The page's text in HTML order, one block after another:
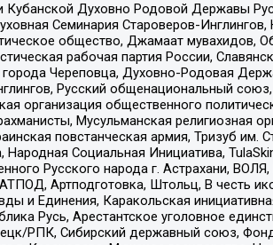
Духовно Родовой Державы
Семинария Староверов-
общество, Джамаат мувахидов,
рабочая партия России,
Череповца, Духовно-Родовая
Русский общенациональный
организация общественного
Мусульманская религиозная
повстанческая армия, Тризуб им.
Социальная Инициатива,
Русского народа г. Астрахани,
Артподготовка, Штольц, В честь
и Единения, Каракольская
Русь, Арестантское уголовное
РПК, Сибирский державный союз,